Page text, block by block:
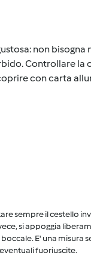
non bisogna
Controllare
con carta
sempre il cestello
si appoggia
E' una misura
fuoriuscite.